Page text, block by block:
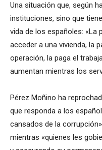
Una situación que, según
instituciones, sino que
vida de los españoles: «La
acceder a una vivienda, la
operación, la paga el
aumentan mientras los
Pérez Moñino ha
que responda a los
cansados de la
mientras «quienes les